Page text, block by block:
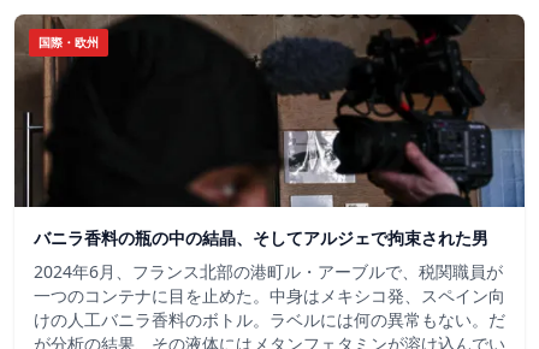
国際・欧州
バニラ香料の瓶の中の結晶、そしてアルジェで拘束された男
2024年6月、フランス北部の港町ル・アーブルで、税関職員が
一つのコンテナに目を止めた。中身はメキシコ発、スペイン向
けの人工バニラ香料のボトル。ラベルには何の異常もない。だ
が分析の結果、その液体にはメタンフェタミンが溶け込んでい